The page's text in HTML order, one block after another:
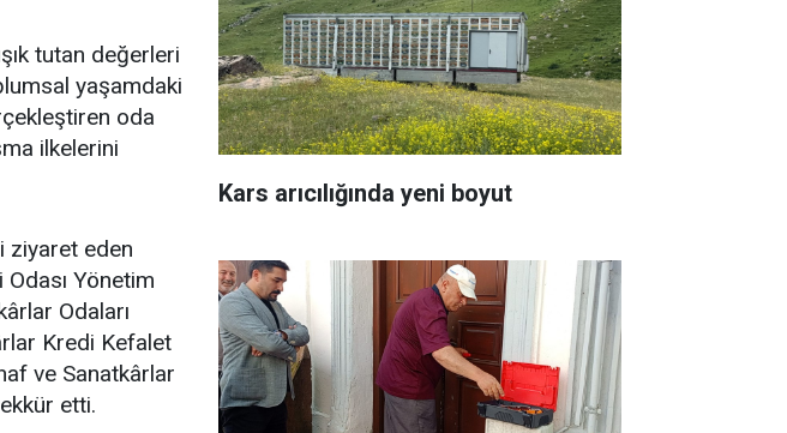
tutan değerleri
yaşamdaki
oda
ilkelerini
ziyaret eden
Yönetim
Odaları
Kredi Kefalet
ve Sanatkârlar
etti.
Kars arıcılığında yeni boyut